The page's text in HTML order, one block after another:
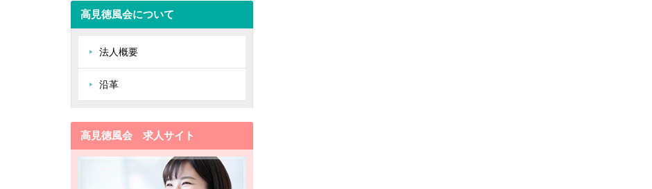
高見徳風会について
法人概要
沿革
高見徳風会 求人サイト